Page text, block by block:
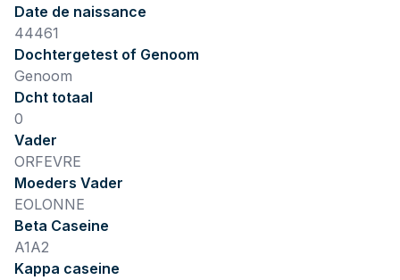
Date de naissance
44461
Dochtergetest of Genoom
Genoom
Dcht totaal
0
Vader
ORFEVRE
Moeders Vader
EOLONNE
Beta Caseine
A1A2
Kappa caseine